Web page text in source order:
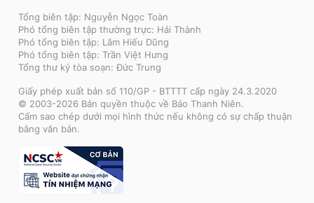
Tổng biên tập: Nguyễn Ngọc Toàn
Phó tổng biên tập thường trực: Hải Thành
Phó tổng biên tập: Lâm Hiếu Dũng
Phó tổng biên tập: Trần Việt Hưng
Tổng thư ký tòa soạn: Đức Trung
Giấy phép xuất bản số 110/GP - BTTTT cấp ngày 24.3.2020
© 2003-2026 Bản quyền thuộc về Báo Thanh Niên.
Cấm sao chép dưới mọi hình thức nếu không có sự chấp thuận
bằng văn bản.